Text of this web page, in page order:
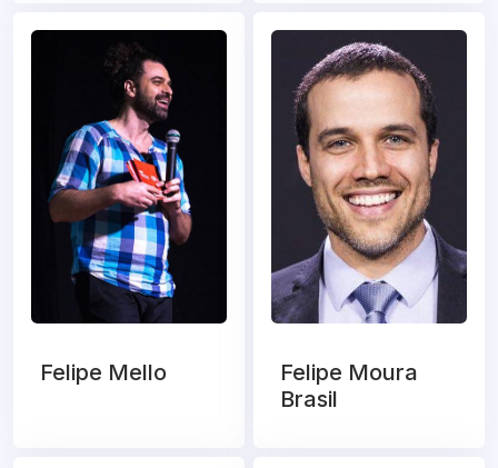
Felipe Mello
Felipe Moura
Brasil